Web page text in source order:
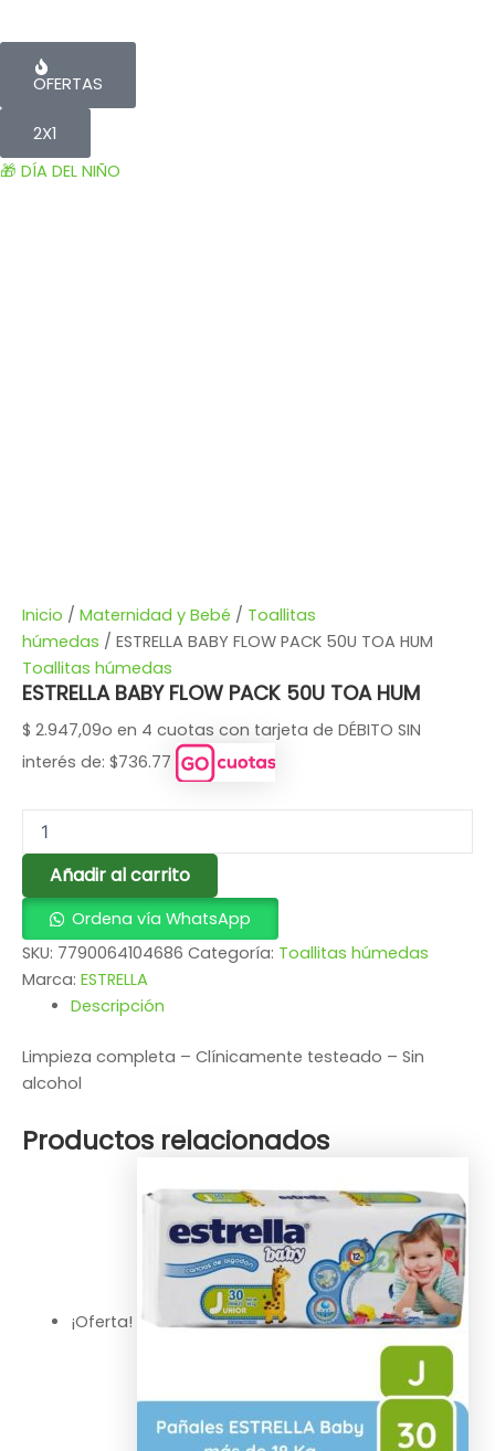
OFERTAS
2X1
🎁 DÍA DEL NIÑO
Inicio / Maternidad y Bebé / Toallitas
húmedas / ESTRELLA BABY FLOW PACK 50U TOA HUM
Toallitas húmedas
ESTRELLA BABY FLOW PACK 50U TOA HUM
$ 2.947,09o en 4 cuotas con tarjeta de DÉBITO SIN
interés de: $736.77
Añadir al carrito
Ordena vía WhatsApp
SKU: 7790064104686 Categoría: Toallitas húmedas
Marca: ESTRELLA
Descripción
Limpieza completa – Clínicamente testeado – Sin
alcohol
Productos relacionados
¡Oferta!